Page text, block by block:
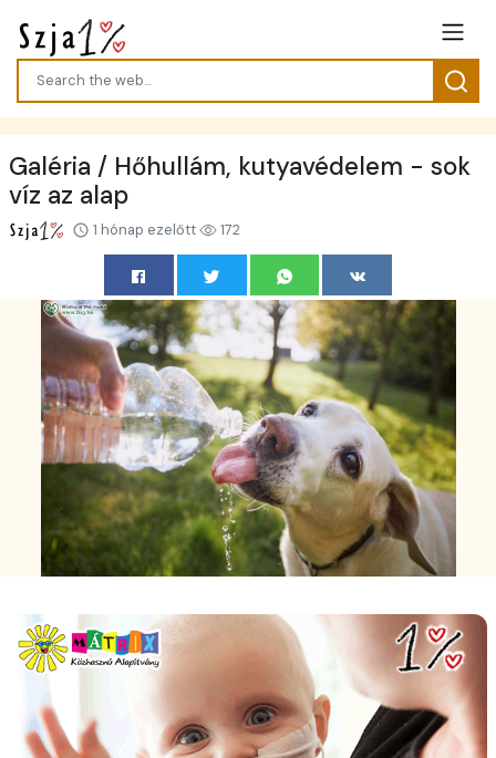
Galéria / Hőhullám, kutyavédelem - sok
víz az alap
1 hónap ezelőtt 172